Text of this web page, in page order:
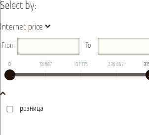
Select by:
Internet price
From To
0 78 887 157 775 236 662
розница